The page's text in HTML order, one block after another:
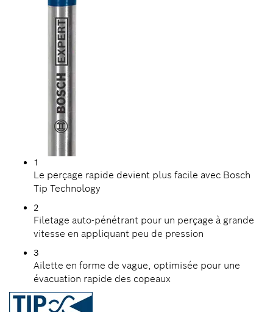
1
Le perçage rapide devient plus facile avec Bosch
Tip Technology
2
Filetage auto-pénétrant pour un perçage à grande
vitesse en appliquant peu de pression
3
Ailette en forme de vague, optimisée pour une
évacuation rapide des copeaux